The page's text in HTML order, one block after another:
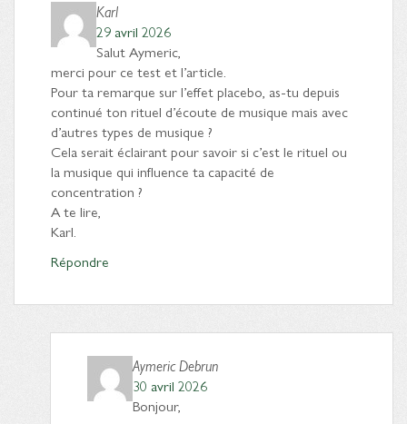
Karl
29 avril 2026
Salut Aymeric,
merci pour ce test et l’article.
Pour ta remarque sur l’effet placebo, as-tu depuis
continué ton rituel d’écoute de musique mais avec
d’autres types de musique ?
Cela serait éclairant pour savoir si c’est le rituel ou
la musique qui influence ta capacité de
concentration ?
A te lire,
Karl.
Répondre
Aymeric Debrun
30 avril 2026
Bonjour,